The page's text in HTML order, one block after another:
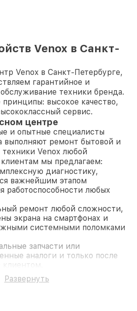
Venox в Санкт-
Venox в Санкт-Петербурге,
гарантийное и
техники бренда.
высокое качество,
сервис.
центре
и опытные специалисты
выполняют ремонт бытовой и
Venox любой
мы предлагаем:
диагностику,
важнейшим этапом
работоспособности любых
ремонт любой сложности,
экрана на смартфонах и
системными поломками
запчасти или
аналоги и только после
клиентом.
комплектующие
гарантия. В случае
Развернуть